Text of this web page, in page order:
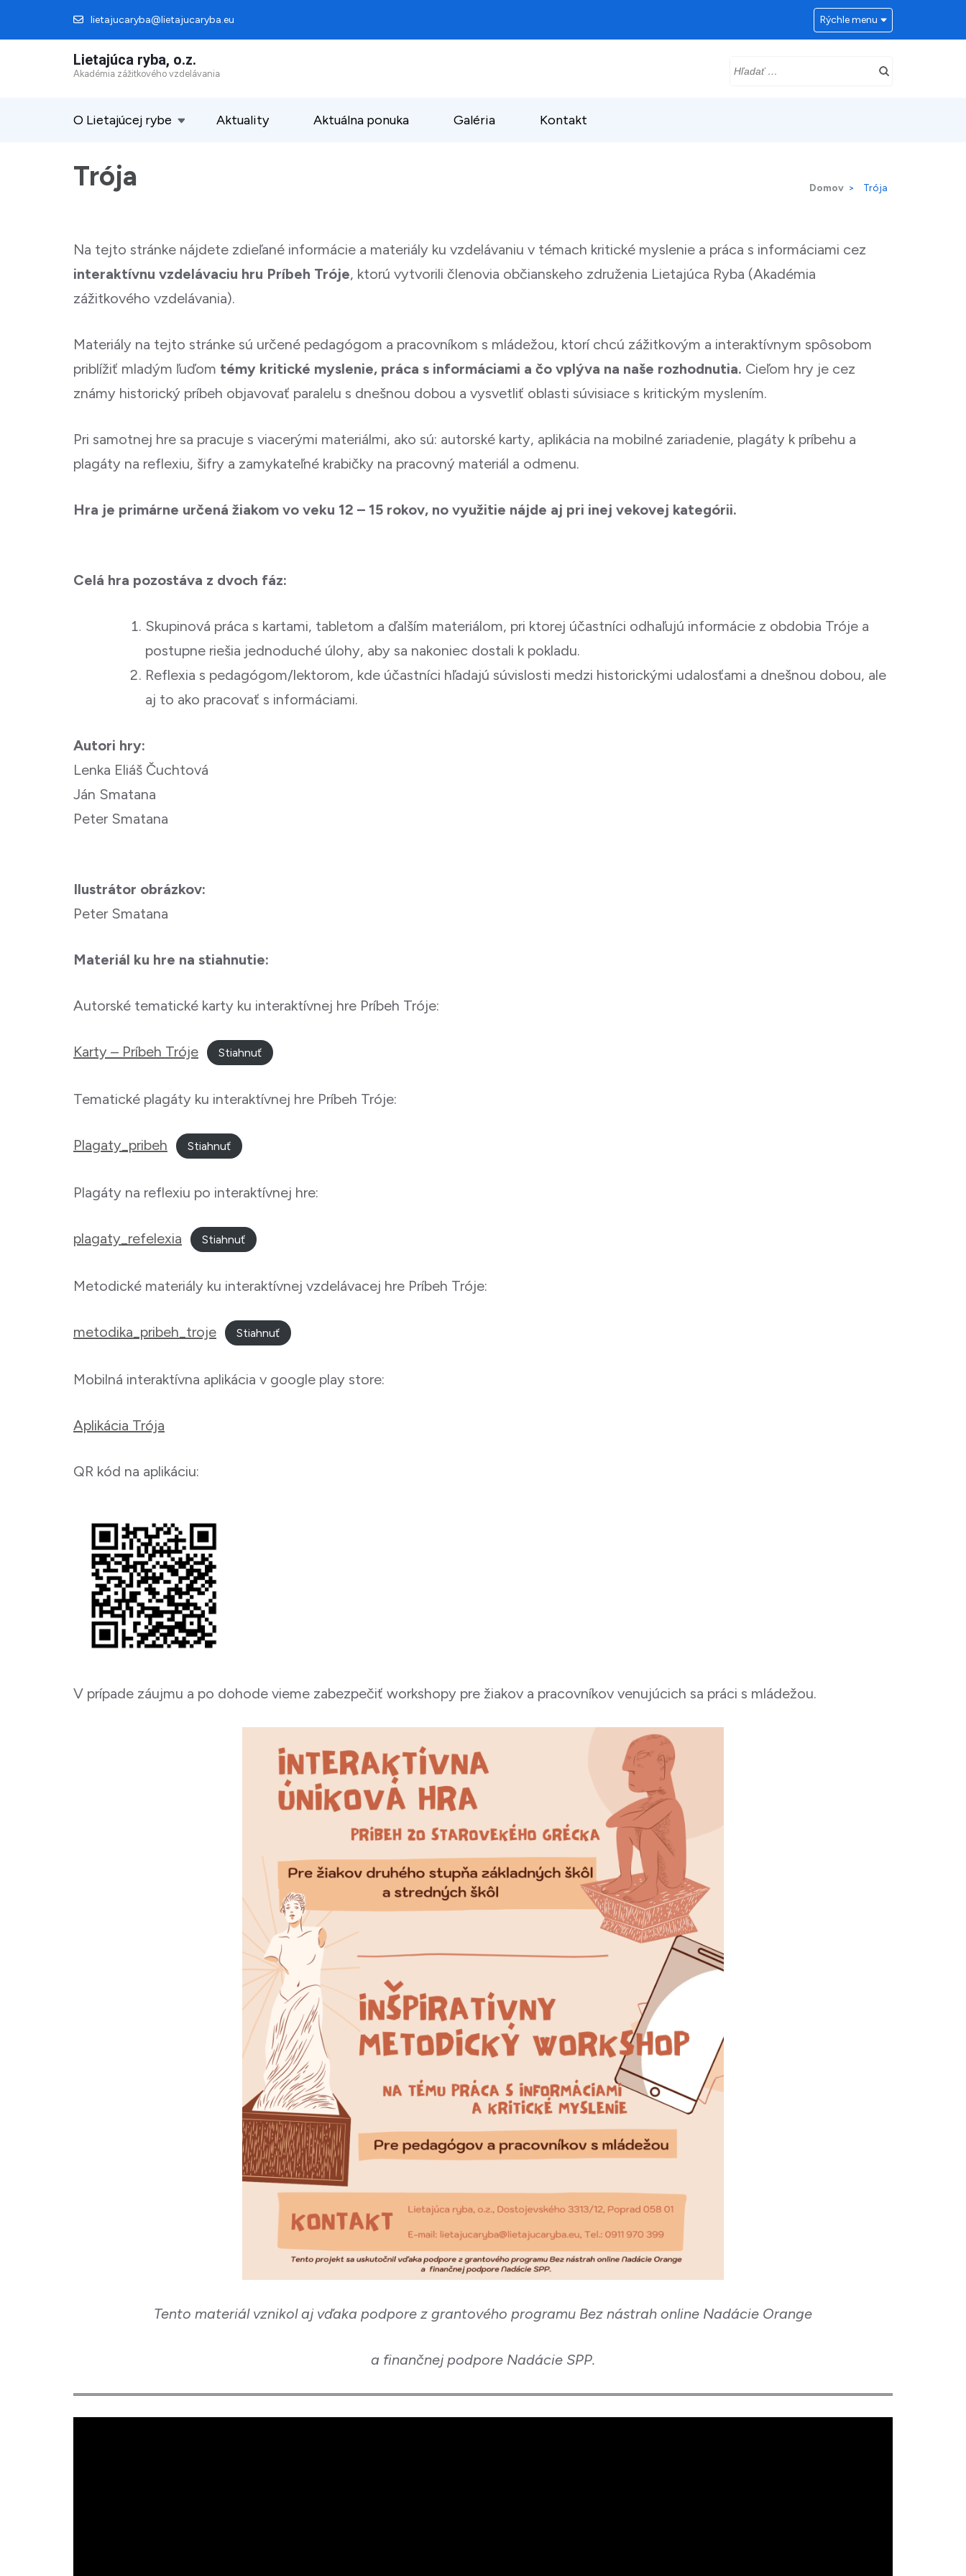
to
lietajucaryba@lietajucaryba.eu Rýchle menu
Lietajúca ryba, o.z.
Akadémia zážitkového vzdelávania Hľadať:
O Lietajúcej rybe Aktuality Aktuálna ponuka Galéria Kontakt
Trója Domov > Trója
Na tejto stránke nájdete zdieľané informácie a materiály ku vzdelávaniu v témach kritické myslenie a práca s informáciami cez
interaktívnu vzdelávaciu hru Príbeh Tróje, ktorú vytvorili členovia občianskeho združenia Lietajúca Ryba (Akadémia
zážitkového vzdelávania).
Materiály na tejto stránke sú určené pedagógom a pracovníkom s mládežou, ktorí chcú zážitkovým a interaktívnym spôsobom
priblížiť mladým ľuďom témy kritické myslenie, práca s informáciami a čo vplýva na naše rozhodnutia. Cieľom hry je cez
známy historický príbeh objavovať paralelu s dnešnou dobou a vysvetliť oblasti súvisiace s kritickým myslením.
Pri samotnej hre sa pracuje s viacerými materiálmi, ako sú: autorské karty, aplikácia na mobilné zariadenie, plagáty k príbehu a
plagáty na reflexiu, šifry a zamykateľné krabičky na pracovný materiál a odmenu.
Hra je primárne určená žiakom vo veku 12 – 15 rokov, no využitie nájde aj pri inej vekovej kategórii.
Celá hra pozostáva z dvoch fáz:
Skupinová práca s kartami, tabletom a ďalším materiálom, pri ktorej účastníci odhaľujú informácie z obdobia Tróje a
postupne riešia jednoduché úlohy, aby sa nakoniec dostali k pokladu.
Reflexia s pedagógom/lektorom, kde účastníci hľadajú súvislosti medzi historickými udalosťami a dnešnou dobou, ale
aj to ako pracovať s informáciami.
Autori hry:
Lenka Eliáš Čuchtová
Ján Smatana
Peter Smatana
Ilustrátor obrázkov:
Peter Smatana
Materiál ku hre na stiahnutie:
Autorské tematické karty ku interaktívnej hre Príbeh Tróje:
Karty – Príbeh Tróje Stiahnuť
Tematické plagáty ku interaktívnej hre Príbeh Tróje:
Plagaty_pribeh Stiahnuť
Plagáty na reflexiu po interaktívnej hre:
plagaty_refelexia Stiahnuť
Metodické materiály ku interaktívnej vzdelávacej hre Príbeh Tróje:
metodika_pribeh_troje Stiahnuť
Mobilná interaktívna aplikácia v google play store:
Aplikácia Trója
QR kód na aplikáciu:
V prípade záujmu a po dohode vieme zabezpečiť workshopy pre žiakov a pracovníkov venujúcich sa práci s mládežou.
Tento materiál vznikol aj vďaka podpore z grantového programu Bez nástrah online Nadácie Orange
a finančnej podpore Nadácie SPP.